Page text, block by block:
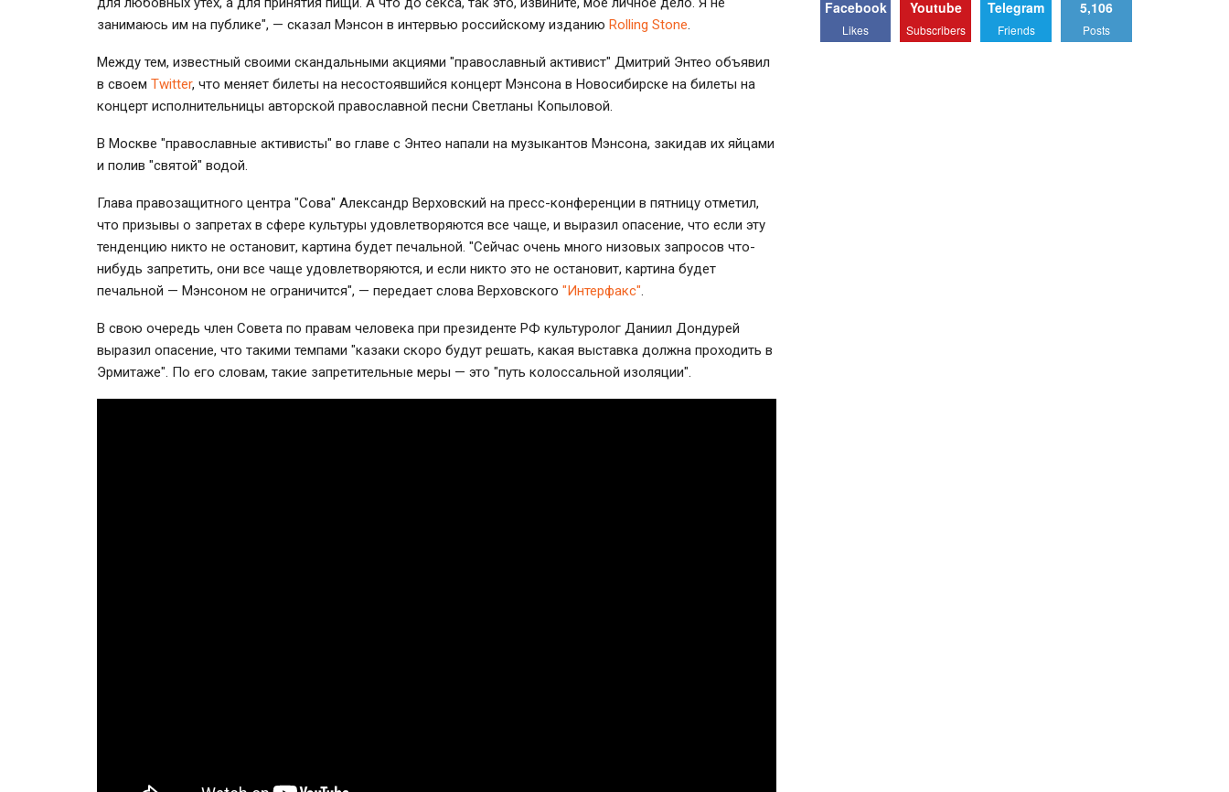
занимаюсь им на публике", — сказал Мэнсон в интервью российскому изданию Rolling Stone
Между тем, известный своими скандальными акциями "православный активист" Дмитрий Энтео объявил
в своем Twitter, что меняет билеты на несостоявшийся концерт Мэнсона в Новосибирске на билеты на
концерт исполнительницы авторской православной песни Светланы Копыловой.
В Москве "православные активисты" во главе с Энтео напали на музыкантов Мэнсона, закидав их яйцами
и полив "святой" водой.
Глава правозащитного центра "Сова" Александр Верховский на пресс-конференции в пятницу отметил,
что призывы о запретах в сфере культуры удовлетворяются все чаще, и выразил опасение, что если эту
тенденцию никто не остановит, картина будет печальной. "Сейчас очень много низовых запросов что-
нибудь запретить, они все чаще удовлетворяются, и если никто это не остановит, картина будет
печальной — Мэнсоном не ограничится", — передает слова Верховского "Интерфакс"
В свою очередь член Совета по правам человека при президенте РФ культуролог Даниил Дондурей
выразил опасение, что такими темпами "казаки скоро будут решать, какая выставка должна проходить в
Эрмитаже". По его словам, такие запретительные меры — это "путь колоссальной изоляции".
Facebook
Likes
Youtube
Subscribers
Telegram
Friends
5,106
Posts